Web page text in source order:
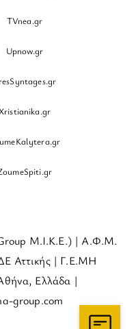
TVnea.gr
Upnow.gr
Μ.Ι.Κ.Ε.) | Α.Φ.Μ.
Αττικής | Γ.Ε.ΜΗ
Ελλάδα |
group.com